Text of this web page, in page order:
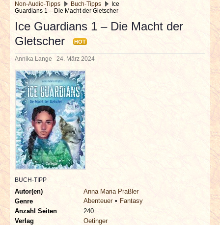
NEUESTE ARTIKEL
NEWS & DATES
BERICHTE
VERLOSUNGEN
INTERVIEWS
SPECIALS
REDAKTION
LINKS
ARCHIV
Non-Audio-Tipps Buch-Tipps
Ice
Guardians 1 – Die Macht der Gletscher
Ice Guardians 1 – Die Macht der
Gletscher
HOT
Annika Lange 24. März 2024
BUCH-TIPP
Autor(en)
Anna Maria Praßler
Genre
Abenteuer
Fantasy
Anzahl Seiten
240
Verlag
Oetinger